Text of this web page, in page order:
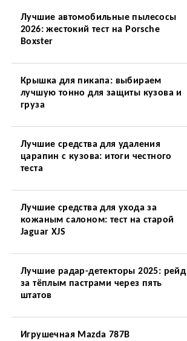
Лучшие автомобильные пылесосы
2026: жестокий тест на Porsche
Boxster
Крышка для пикапа: выбираем
лучшую тонно для защиты кузова и
груза
Лучшие средства для удаления
царапин с кузова: итоги честного
теста
Лучшие средства для ухода за
кожаным салоном: тест на старой
Jaguar XJS
Лучшие радар-детекторы 2025: рейд
за тёплым пастрами через пять
штатов
Игрушечная Mazda 787B